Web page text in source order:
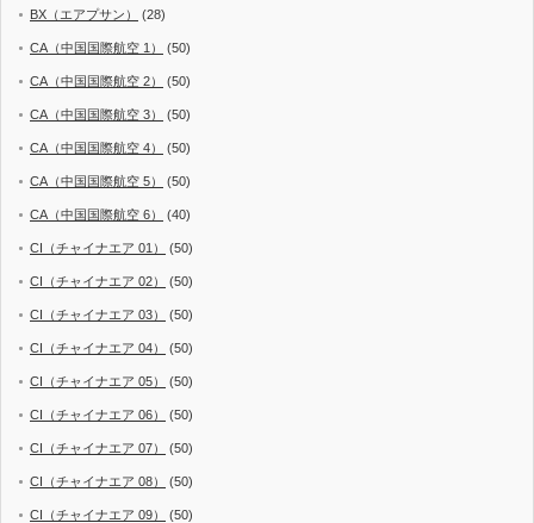
BX（エアプサン） (28)
CA（中国国際航空 1） (50)
CA（中国国際航空 2） (50)
CA（中国国際航空 3） (50)
CA（中国国際航空 4） (50)
CA（中国国際航空 5） (50)
CA（中国国際航空 6） (40)
CI（チャイナエア 01） (50)
CI（チャイナエア 02） (50)
CI（チャイナエア 03） (50)
CI（チャイナエア 04） (50)
CI（チャイナエア 05） (50)
CI（チャイナエア 06） (50)
CI（チャイナエア 07） (50)
CI（チャイナエア 08） (50)
CI（チャイナエア 09） (50)